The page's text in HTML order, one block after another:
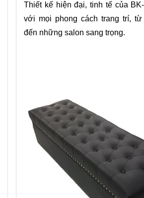
Thiết kế hiện đại, tinh tế của
với mọi phong cách trang trí,
đến những salon sang trọng.